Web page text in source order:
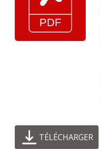
TÉLÉCHARGER